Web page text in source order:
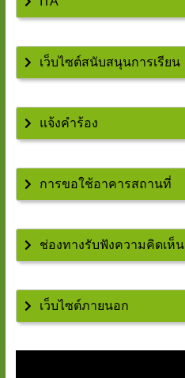
เว็บไซต์สนับสนุนการเรียน
แจ้งคำร้อง
การขอใช้อาคารสถานที่
ช่องทางรับฟังความคิดเห็น
เว็บไซต์ภายนอก